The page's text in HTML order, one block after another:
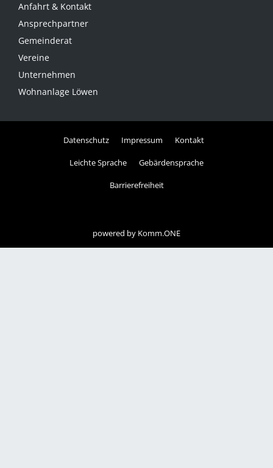
Anfahrt & Kontakt
Ansprechpartner
Gemeinderat
Vereine
Unternehmen
Wohnanlage Löwen
Datenschutz Impressum Kontakt
Leichte Sprache Gebärdensprache
Barrierefreiheit
powered by Komm.ONE